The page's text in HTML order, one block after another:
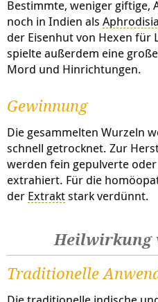
Bestimmte, weniger giftige,
noch in Indien als
der Eisenhut von Hexen für
spielte außerdem eine
Mord und Hinrichtungen.
Gewinnung
Die gesammelten Wurzeln
schnell getrocknet. Zur
werden fein gepulverte
extrahiert. Für die
der Extraktstark verdünnt.
Heilwirkung
Traditionelle